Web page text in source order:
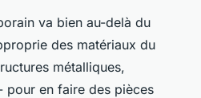
va bien au-delà du
des matériaux du
métalliques,
pour en faire des pièces